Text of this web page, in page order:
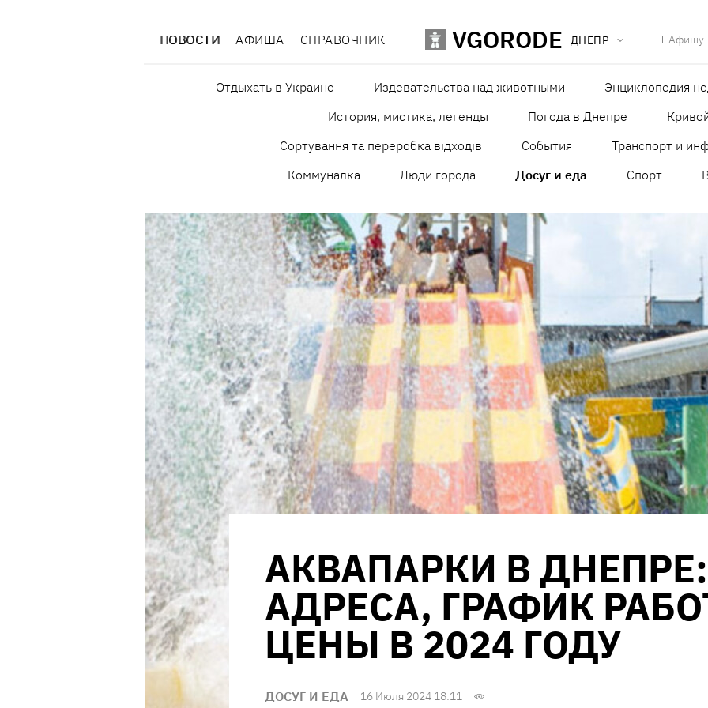
НОВОСТИ АФИША СПРАВОЧНИК VGORODE ДНЕПР Афишу
Отдыхать в Украине Издевательства над животными
Энциклопедия
История, мистика, легенды
Погода в Днепре
Сортування та переробка відходів
События
Транспорт и
Коммуналка
Люди города Досуг и еда Спорт
АКВАПАРКИ В ДНЕПРЕ:
АДРЕСА, ГРАФИК
ЦЕНЫ В 2024 ГОДУ
ДОСУГ И ЕДА 16 Июля 2024 18:11